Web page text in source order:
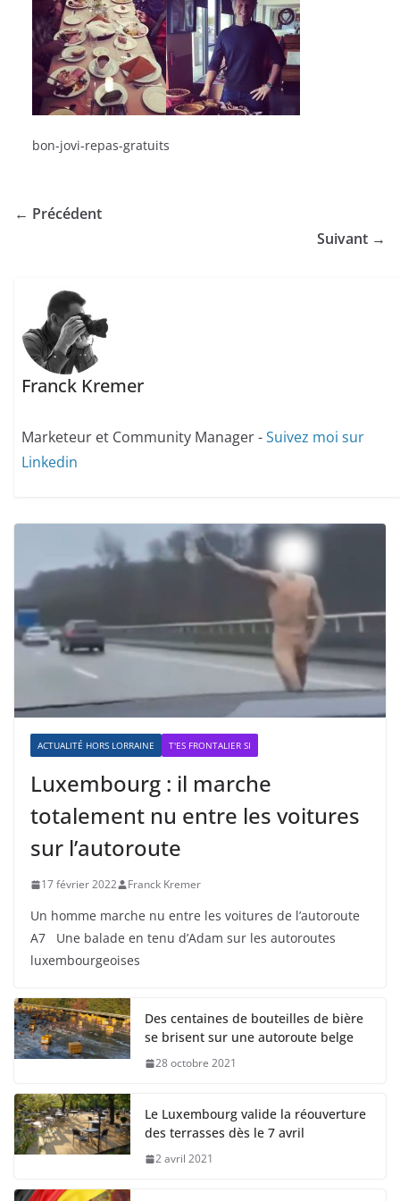
bon-jovi-repas-gratuits
← Précédent
Suivant →
Franck Kremer
Marketeur et Community Manager -Suivez moi sur
Linkedin
ACTUALITÉ HORS LORRAINE T'ES FRONTALIER SI
Luxembourg : il marche
totalement nu entre les voitures
sur l’autoroute
17 février 2022 Franck Kremer
Un homme marche nu entre les voitures de l’autoroute
A7 Une balade en tenu d’Adam sur les autoroutes
luxembourgeoises
Des centaines de bouteilles de bière
se brisent sur une autoroute belge
28 octobre 2021
Le Luxembourg valide la réouverture
des terrasses dès le 7 avril
2 avril 2021